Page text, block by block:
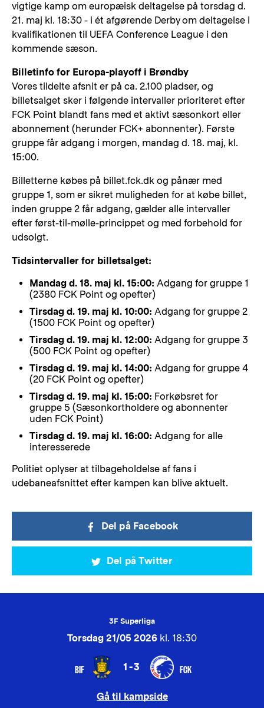
vigtige kamp om europæisk deltagelse på torsdag d.
21. maj kl. 18:30 - i ét afgørende Derby om deltagelse i
kvalifikationen til UEFA Conference League i den
kommende sæson.
Billetinfo for Europa-playoff i Brøndby
Vores tildelte afsnit er på ca. 2.100 pladser, og
billetsalget sker i følgende intervaller prioriteret efter
FCK Point blandt fans med et aktivt sæsonkort eller
abonnement (herunder FCK+ abonnenter). Første
gruppe får adgang i morgen, mandag d. 18. maj, kl.
15:00.
Billetterne købes på billet.fck.dk og pånær med
gruppe 1, som er sikret muligheden for at købe billet,
inden gruppe 2 får adgang, gælder alle intervaller
efter først-til-mølle-princippet og med forbehold for
udsolgt.
Tidsintervaller for billetsalget:
Mandag d. 18. maj kl. 15:00: Adgang for gruppe 1
(2380 FCK Point og opefter)
Tirsdag d. 19. maj kl. 10:00: Adgang for gruppe 2
(1500 FCK Point og opefter)
Tirsdag d. 19. maj kl. 12:00: Adgang for gruppe 3
(500 FCK Point og opefter)
Tirsdag d. 19. maj kl. 14:00: Adgang for gruppe 4
(20 FCK Point og opefter)
Tirsdag d. 19. maj kl. 15:00: Forkøbsret for
gruppe 5 (Sæsonkortholdere og abonnenter
uden FCK Point)
Tirsdag d. 19. maj kl. 16:00: Adgang for alle
interesserede
Politiet oplyser at tilbageholdelse af fans i
udebaneafsnittet efter kampen kan blive aktuelt.
Del på Facebook
Del på Twitter
3F Superliga
Torsdag 21/05 2026 kl. 18:30
BIF 1-3 FCK
Gå til kampside